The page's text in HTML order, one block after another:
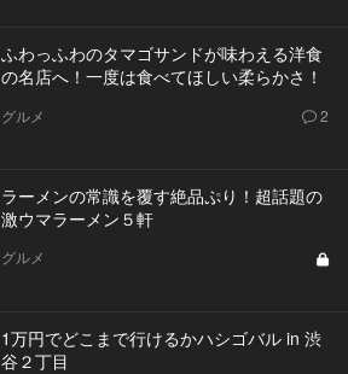
ふわっふわのタマゴサンドが味わえる洋食
の名店へ！一度は食べてほしい柔らかさ！
グルメ 2
ラーメンの常識を覆す絶品ぷり！超話題の
激ウマラーメン５軒
グルメ
1万円でどこまで行けるかハシゴバル in 渋
谷２丁目